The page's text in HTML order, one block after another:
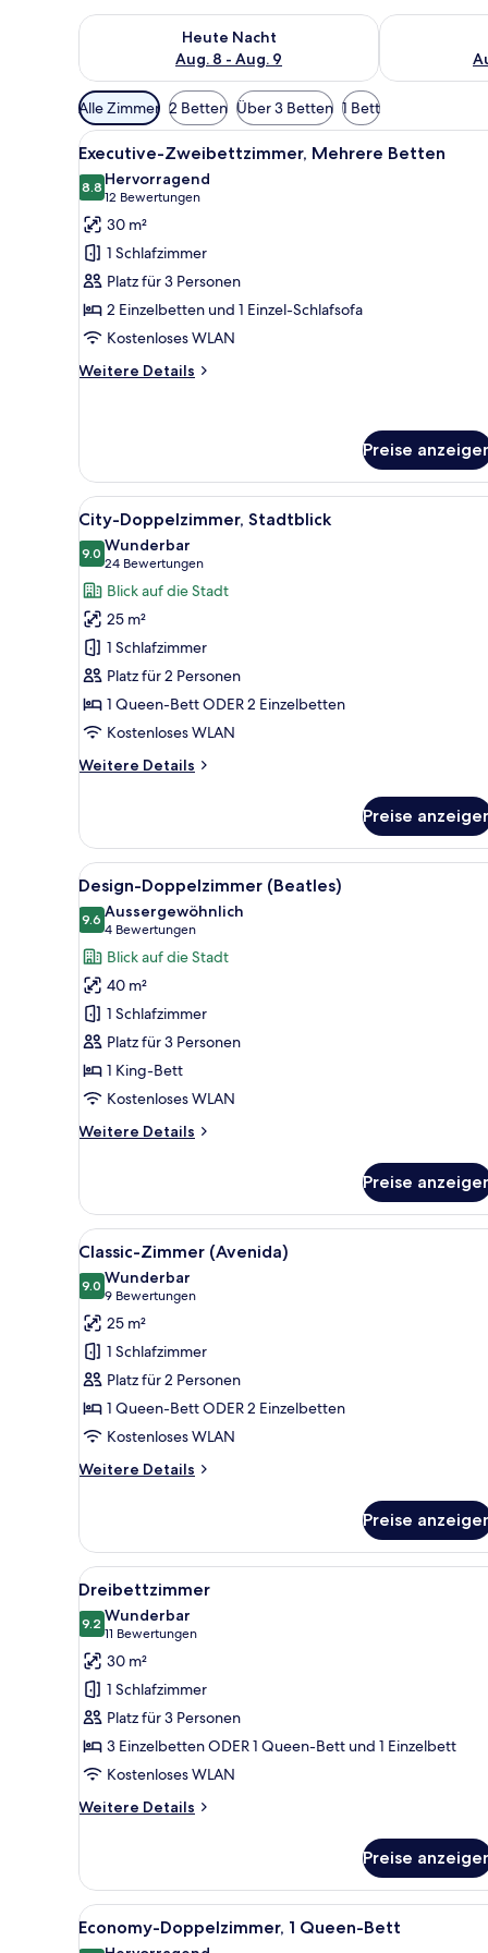
Heute Nacht
Aug. 8 - Aug. 9
Überprüfe die Verfügbarkeit für heute Nacht, Aug. 8
Überprüfe
Verfügbare
Filter
für
Zimmer
Alle Zimmer 2 Betten Über 3 Betten 1 Bett
Alle
Fotos
für
Executive-
Zweibettzimmer,
Mehrere
Betten
anzeigen
Ein Hotelzimmer mit zwei
6
Executive-Zweibettzimmer, Mehrere Betten
8.88.8 von 10
Hervorragend
12 Bewertungen
(12
Bewertungen)
30 m²
1 Schlafzimmer
Platz für 3 Personen
2 Einzelbetten und 1 Einzel-Schlafsofa
Kostenloses WLAN
Weitere Details
Weitere
Mehrere
Betten
Preise
Alle
Fotos
für
City-
Doppelzimmer,
Stadtblick
anzeigen
11
City-Doppelzimmer, Stadtblick
9.09.0 von 10
Wunderbar
24 Bewertungen
(24
Bewertungen)
Blick auf die Stadt
25 m²
1 Schlafzimmer
Platz für 2 Personen
1 Queen-Bett ODER 2 Einzelbetten
Kostenloses WLAN
Weitere Details
Weitere
Doppelzimmer,
Stadtblick
Preise
Alle
Fotos
für
Design-
Doppelzimmer
(Beatles)
anzeigen
Ein Hotelzimmer mit einem
9
Design-Doppelzimmer (Beatles)
9.69.6 von 10
Aussergewöhnlich
4 Bewertungen
(4
Bewertungen)
Blick auf die Stadt
40 m²
1 Schlafzimmer
Platz für 3 Personen
1 King-Bett
Kostenloses WLAN
Weitere Details
Weitere
Doppelzimmer
(Beatles)
Preise
Alle
Fotos
für
Classic-
Zimmer
(Avenida)
anzeigen
Ein Hotelzimmer mit einem
7
Classic-Zimmer (Avenida)
9.09.0 von 10
Wunderbar
9 Bewertungen
(9
Bewertungen)
25 m²
1 Schlafzimmer
Platz für 2 Personen
1 Queen-Bett ODER 2 Einzelbetten
Kostenloses WLAN
Weitere Details
Weitere
Zimmer
(Avenida)
Preise
Alle
Fotos
für
Dreibettzimmer
anzeigen
Ein Hotelzimmer mit zwei
6
Dreibettzimmer
9.29.2 von 10
Wunderbar
11 Bewertungen
(11
Bewertungen)
30 m²
1 Schlafzimmer
Platz für 3 Personen
3 Einzelbetten ODER 1 Queen-Bett und 1 Einzelbett
Kostenloses WLAN
Weitere Details
Weitere
Preise
Alle
Fotos
Ein Hotelzimmer mit einem
5
Economy-Doppelzimmer, 1 Queen-Bett